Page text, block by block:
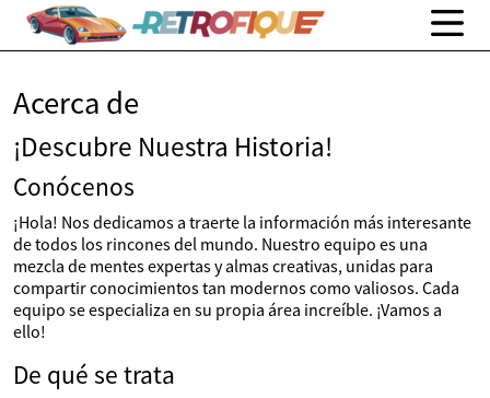
Acerca de
¡Descubre Nuestra Historia!
Conócenos
¡Hola! Nos dedicamos a traerte la información más interesante
de todos los rincones del mundo. Nuestro equipo es una
mezcla de mentes expertas y almas creativas, unidas para
compartir conocimientos tan modernos como valiosos. Cada
equipo se especializa en su propia área increíble. ¡Vamos a
ello!
De qué se trata